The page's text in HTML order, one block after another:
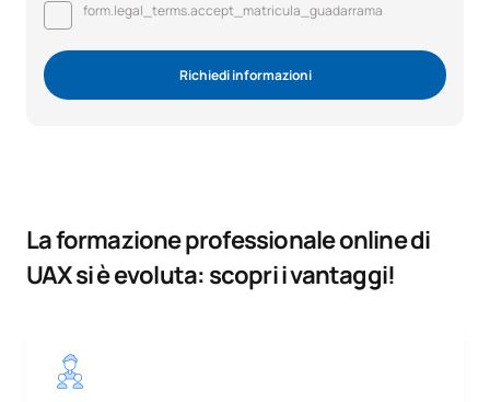
form.legal_terms.accept_matricula_guadarrama
Richiedi informazioni
La formazione professionale online di
UAX si è evoluta: scopri i vantaggi!